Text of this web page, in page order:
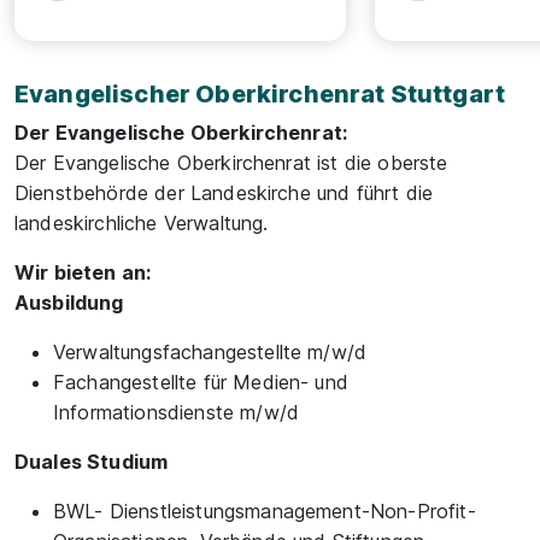
Evangelischer Oberkirchenrat Stuttgart
Der Evangelische Oberkirchenrat:
Der Evangelische Oberkirchenrat ist die oberste
Dienstbehörde der Landeskirche und führt die
landeskirchliche Verwaltung.
Wir bieten an:
Ausbildung
Verwaltungsfachangestellte m/w/d
Fachangestellte für Medien- und
Informationsdienste m/w/d
Duales Studium
BWL- Dienstleistungsmanagement-Non-Profit-